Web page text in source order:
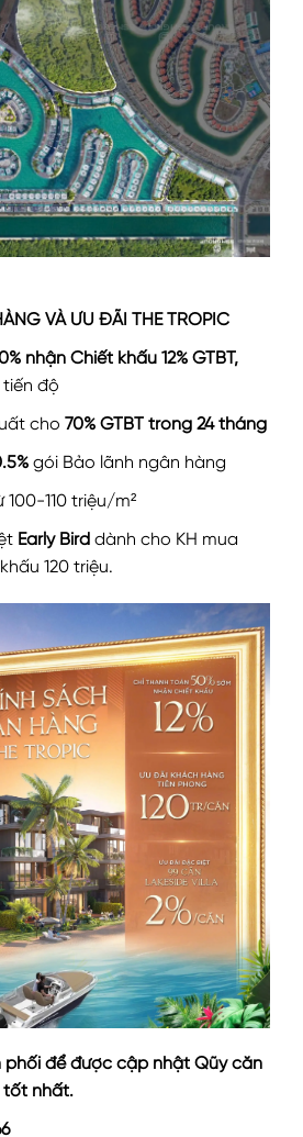
VÀ ƯU ĐÃI THE TROPIC
nhận Chiết khấu 12% GTBT,
tiến độ
cho 70% GTBT trong 24 tháng
gói Bảo lãnh ngân hàng
100-110 triệu/m²
Early Bird dành cho KH mua
120 triệu.
phối để được cập nhật Qũy căn
tốt nhất.